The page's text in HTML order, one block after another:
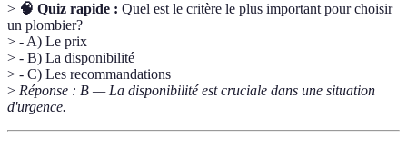
> 🧠 Quiz rapide : Quel est le critère le plus important pour choisir
un plombier?
> - A) Le prix
> - B) La disponibilité
> - C) Les recommandations
> Réponse : B — La disponibilité est cruciale dans une situation
d'urgence.